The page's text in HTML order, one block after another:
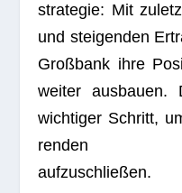
stra­te­gie: Mit
und stei­gen­den
Groß­bank ihre
wei­ter aus­bauen.
wich­ti­ger Schritt,
ren­den
aufzuschließen.